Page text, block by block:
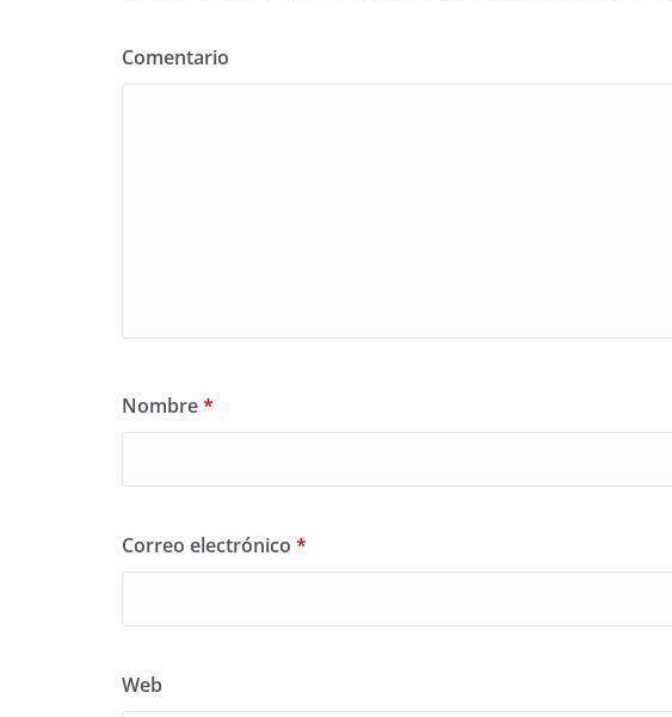
Comentario
Nombre*
Correo electrónico *
Web